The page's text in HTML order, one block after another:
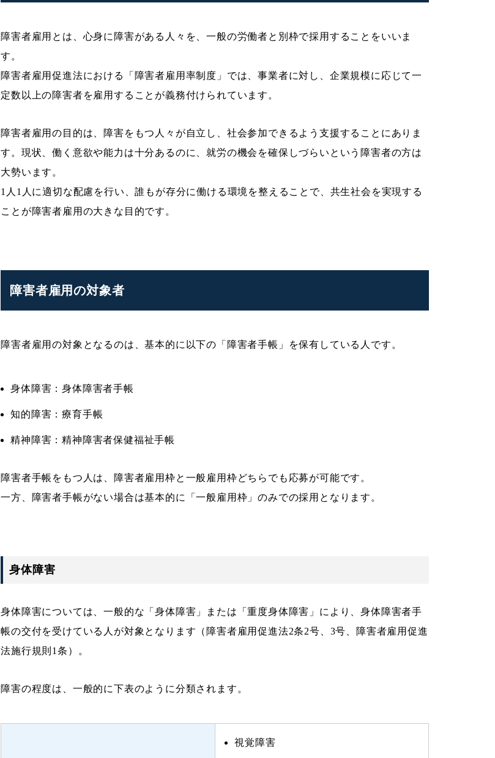
障害者雇用とは、心身に障害がある人々を、一般の労働者と別枠で採用することをいいま
す。
障害者雇用促進法における「障害者雇用率制度」では、事業者に対し、企業規模に応じて一
定数以上の障害者を雇用することが義務付けられています。
障害者雇用の目的は、障害をもつ人々が自立し、社会参加できるよう支援することにありま
す。現状、働く意欲や能力は十分あるのに、就労の機会を確保しづらいという障害者の方は
大勢います。
1人1人に適切な配慮を行い、誰もが存分に働ける環境を整えることで、共生社会を実現する
ことが障害者雇用の大きな目的です。
障害者雇用の対象者
障害者雇用の対象となるのは、基本的に以下の「障害者手帳」を保有している人です。
身体障害：身体障害者手帳
知的障害：療育手帳
精神障害：精神障害者保健福祉手帳
障害者手帳をもつ人は、障害者雇用枠と一般雇用枠どちらでも応募が可能です。
一方、障害者手帳がない場合は基本的に「一般雇用枠」のみでの採用となります。
身体障害
身体障害については、一般的な「身体障害」または「重度身体障害」により、身体障害者手
帳の交付を受けている人が対象となります（障害者雇用促進法2条2号、3号、障害者雇用促進
法施行規則1条）。
障害の程度は、一般的に下表のように分類されます。
視覚障害